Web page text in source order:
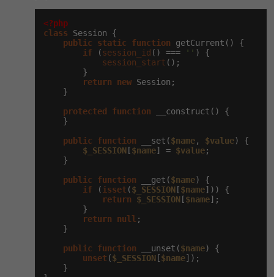
<?php
class Session {
public
static function getCurrent() {
if (session_id () === '' ) {
session_start ();
        }
return
new Session;
    }
protected
function __construct() {
    }
public
function __set($name, $value) {
$_SESSION [$name] = $value;
    }
public
function __get($name) {
if (isset ($_SESSION [$name])) {
return
$_SESSION [$name];
        }
return
null ;
    }
public
function __unset($name) {
unset ($_SESSION [$name]);
    }